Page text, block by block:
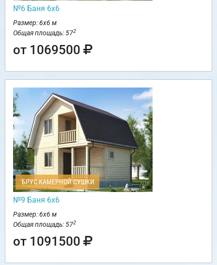
№6 Баня 6х6
Размер: 6х6 м
Общая площадь: 572
от 1069500
БРУС КАМЕРНОЙ СУШКИ
№9 Баня 6х6
Размер: 6х6 м
Общая площадь: 572
от 1091500